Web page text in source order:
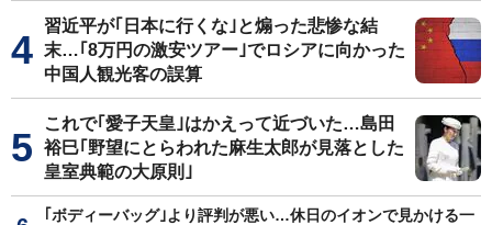
習近平が｢日本に行くな｣と煽った悲惨な結
末…｢8万円の激安ツアー｣でロシアに向かった
中国人観光客の誤算
これで｢愛子天皇｣はかえって近づいた…島田
裕巳｢野望にとらわれた麻生太郎が見落とした
皇室典範の大原則｣
｢ボディーバッグ｣より評判が悪い…休日のイオンで見かける一